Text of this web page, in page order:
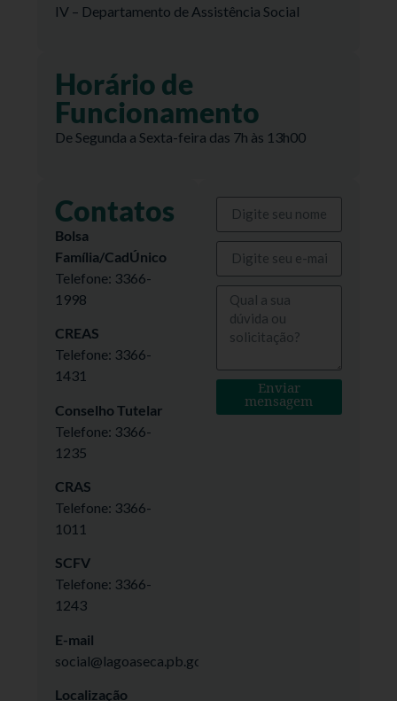
IV – Departamento de Assistência Social
Horário de
Funcionamento
De Segunda a Sexta-feira das 7h às 13h00
Contatos
Bolsa
Família/CadÚnico
Telefone: 3366-
1998
CREAS
Telefone: 3366-
1431
Conselho Tutelar
Telefone: 3366-
1235
CRAS
Telefone: 3366-
1011
SCFV
Telefone: 3366-
1243
E-mail
social@lagoaseca.pb.gov.br
Localização
Enviar
mensagem